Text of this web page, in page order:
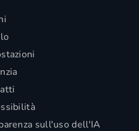
sull'uso dell'IA